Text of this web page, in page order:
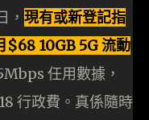
， 現有或新登記指
$68 10GB 5G 流動
任用數據，
行政費。真係隨時